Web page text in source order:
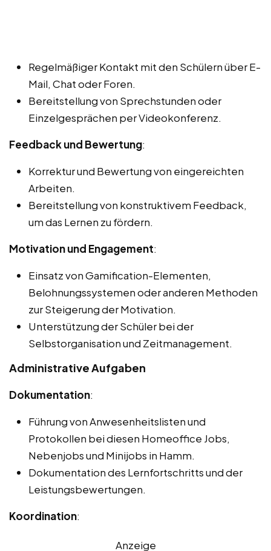
Regelmäßiger Kontakt mit den Schülern über E-
Mail, Chat oder Foren.
Bereitstellung von Sprechstunden oder
Einzelgesprächen per Videokonferenz.
Feedback und Bewertung:
Korrektur und Bewertung von eingereichten
Arbeiten.
Bereitstellung von konstruktivem Feedback,
um das Lernen zu fördern.
Motivation und Engagement:
Einsatz von Gamification-Elementen,
Belohnungssystemen oder anderen Methoden
zur Steigerung der Motivation.
Unterstützung der Schüler bei der
Selbstorganisation und Zeitmanagement.
Administrative Aufgaben
Dokumentation:
Führung von Anwesenheitslisten und
Protokollen bei diesen Homeoffice Jobs,
Nebenjobs und Minijobs in Hamm.
Dokumentation des Lernfortschritts und der
Leistungsbewertungen.
Koordination:
Anzeige